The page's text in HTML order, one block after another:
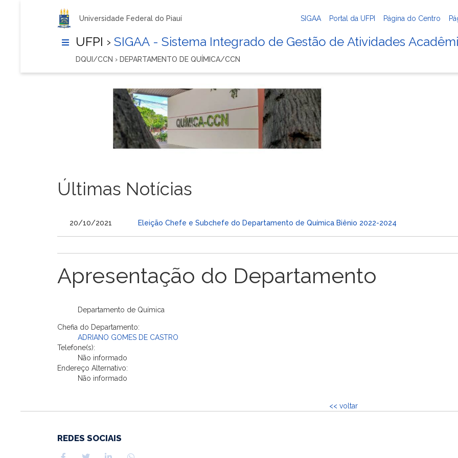
Universidade Federal do Piauí SIGAA Portal da UFPI Página do Centro
UFPI › SIGAA - Sistema Integrado de Gestão de Atividades
DQUI/CCN › DEPARTAMENTO DE QUÍMICA/CCN
Últimas Notícias
20/10/2021 Eleição Chefe e Subchefe do Departamento de Química Biênio 2022-2024
Apresentação do Departamento
Departamento de Química
Chefia do Departamento:
ADRIANO GOMES DE CASTRO
Telefone(s):
Não informado
Endereço Alternativo:
Não informado
<< voltar
REDES SOCIAIS